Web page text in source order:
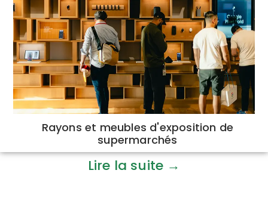
Rayons et meubles d'exposition de
supermarchés
Lire la suite →